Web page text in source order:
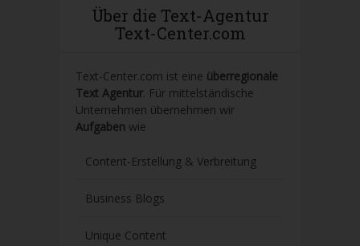
Über die Text-Agentur
Text-Center.com
Text-Center.com ist eine überregionale
Text Agentur. Für mittelständische
Unternehmen übernehmen wir
Aufgaben wie
Content-Erstellung & Verbreitung
Business Blogs
Unique Content